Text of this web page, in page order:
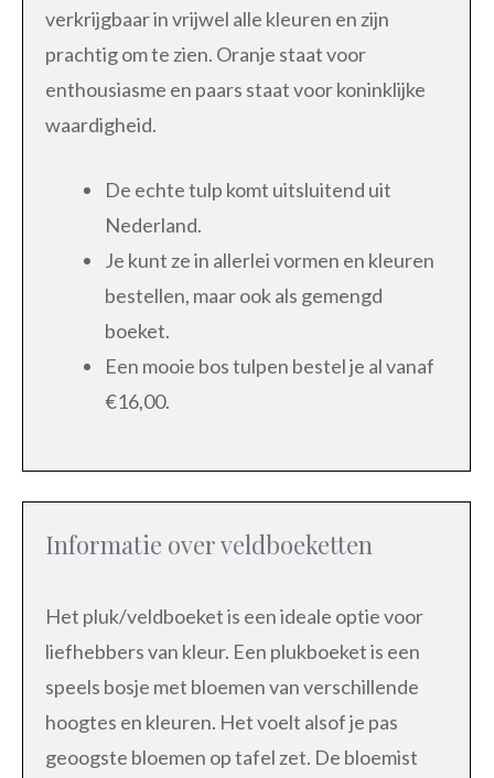
verkrijgbaar in vrijwel alle kleuren en zijn
prachtig om te zien. Oranje staat voor
enthousiasme en paars staat voor koninklijke
waardigheid.
De echte tulp komt uitsluitend uit
Nederland.
Je kunt ze in allerlei vormen en kleuren
bestellen, maar ook als gemengd
boeket.
Een mooie bos tulpen bestel je al vanaf
€16,00.
Informatie over veldboeketten
Het pluk/veldboeket is een ideale optie voor
liefhebbers van kleur. Een plukboeket is een
speels bosje met bloemen van verschillende
hoogtes en kleuren. Het voelt alsof je pas
geoogste bloemen op tafel zet. De bloemist